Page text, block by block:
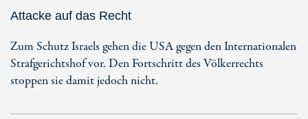
Attacke auf das Recht
Zum Schutz Israels gehen die USA gegen den Internationalen
Strafgerichtshof vor. Den Fortschritt des Völkerrechts
stoppen sie damit jedoch nicht.